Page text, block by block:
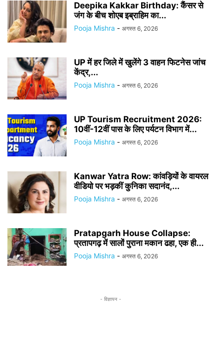
Deepika Kakkar Birthday: कैंसर से
जंग के बीच शोएब इब्राहिम का...
Pooja Mishra - अगस्त 6, 2026
UP में हर जिले में खुलेंगे 3 वाहन फिटनेस जांच
केंद्र,...
Pooja Mishra - अगस्त 6, 2026
UP Tourism Recruitment 2026:
10वीं-12वीं पास के लिए पर्यटन विभाग में...
Pooja Mishra - अगस्त 6, 2026
Kanwar Yatra Row: कांवड़ियों के वायरल
वीडियो पर भड़कीं कुनिका सदानंद,...
Pooja Mishra - अगस्त 6, 2026
Pratapgarh House Collapse:
प्रतापगढ़ में सालों पुराना मकान ढहा, एक ही...
Pooja Mishra - अगस्त 6, 2026
- विज्ञापन -